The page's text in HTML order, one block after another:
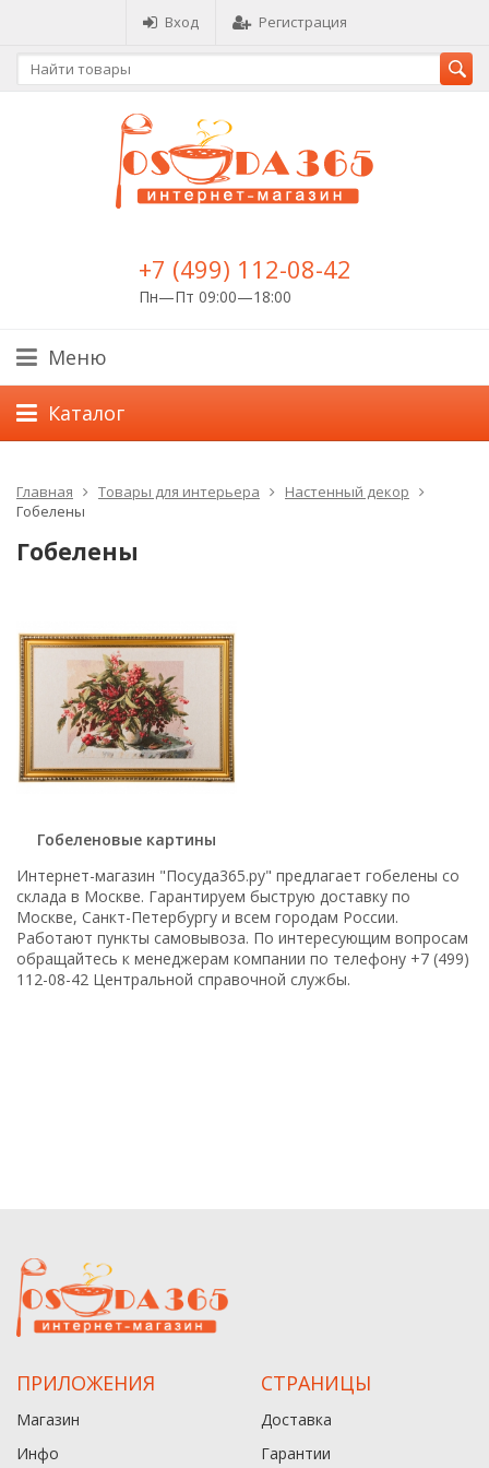
Вход Регистрация
+7 (499) 112-08-42
Пн—Пт 09:00—18:00
Меню
Каталог
Главная Товары для интерьера
Настенный декор
Гобелены
Гобелены
Гобеленовые картины
Интернет-магазин "Посуда365.ру" предлагает гобелены со
склада в Москве. Гарантируем быструю доставку по
Москве, Санкт-Петербургу и всем городам России.
Работают пункты самовывоза. По интересующим вопросам
обращайтесь к менеджерам компании по телефону +7 (499)
112-08-42 Центральной справочной службы.
ПРИЛОЖЕНИЯ
Магазин
Инфо
СТРАНИЦЫ
Доставка
Гарантии